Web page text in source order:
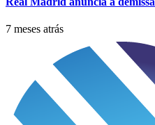
7 meses atrás